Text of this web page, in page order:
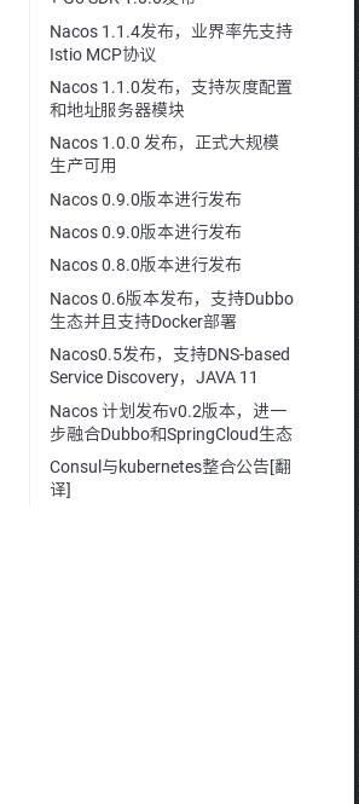
Nacos 1.1.4发布，业界率先支持
Istio MCP协议
Nacos 1.1.0发布，支持灰度配置
和地址服务器模块
Nacos 1.0.0 发布，正式大规模
生产可用
Nacos 0.9.0版本进行发布
Nacos 0.9.0版本进行发布
Nacos 0.8.0版本进行发布
Nacos 0.6版本发布，支持Dubbo
生态并且支持Docker部署
Nacos0.5发布，支持DNS-based
Service Discovery，JAVA 11
Nacos 计划发布v0.2版本，进一
步融合Dubbo和SpringCloud生态
Consul与kubernetes整合公告[翻
译]